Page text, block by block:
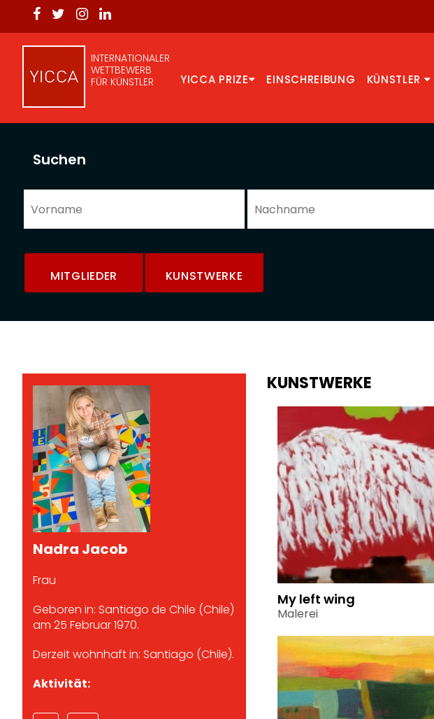
INTERNATIONALER
WETTBEWERB
FÜR KÜNSTLER
YICCA PRIZE EINSCHREIBUNG KÜNSTLER
Suchen
MITGLIEDER KUNSTWERKE
Nadra Jacob
Frau
Geboren in: Santiago de Chile (Chile)
am 25 Februar 1970.
Derzeit wohnhaft in: Santiago (Chile).
Aktivität:
KUNSTWERKE
My left wing
Malerei